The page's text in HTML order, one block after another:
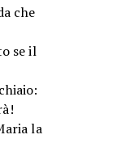
che
se il
la